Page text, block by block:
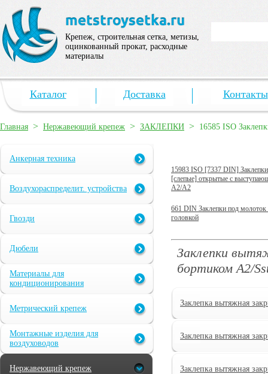
Крепеж, строительная сетка, метизы,
оцинкованный прокат, расходные
материалы
Каталог Доставка Контакты
Главная > Нержавеющий крепеж > ЗАКЛЕПКИ > 16585 ISO
Анкерная техника
Воздухораспределит. устройства
Гвозди
Дюбели
Материалы для
кондиционирования
Метрический крепеж
Монтажные изделия для
воздуховодов
Нержавеющий крепеж
15983 ISO [7337 DIN]
[слепые] открытые с
А2/А2
661 DIN Заклепки под молоток
головкой
Заклепки
бортиком А2/
Заклепка вытяжная
Заклепка вытяжная
Заклепка вытяжная